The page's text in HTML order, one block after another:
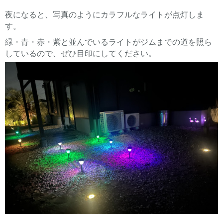
夜になると、写真のようにカラフルなライトが点灯しま
す。
緑・青・赤・紫と並んでいるライトがジムまでの道を照ら
しているので、ぜひ目印にしてください。